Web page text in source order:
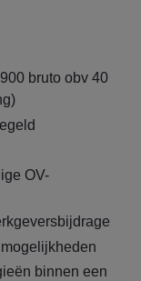
bruto obv 40
OV-
binnen een